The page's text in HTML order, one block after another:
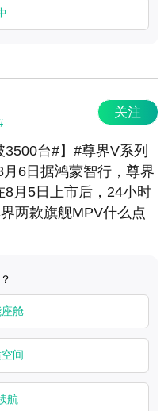
关注
3500台#】#尊界V系列
月6日据鸿蒙智行，尊界
月5日上市后，24小时
两款旗舰MPV什么点
舱
间
航